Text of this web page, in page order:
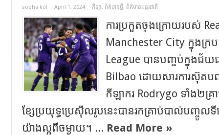
sopha kol April 1, 2024 កីឡា, ព័ត៌មានថ្មី, ព័ត៌មានអន្តរជាតិ
ការប្រកួតចុងក្រោយរបស់
Manchester City ក្នុងក្
League បានបញ្ចប់ក្នុងជ័យ
Bilbao ដោយសារការស៊ុតប
កីឡាករ Rodrygo ទាំង២គ្
ខ្សែ​ប្រយុទ្ធ​ប្រេស៊ីលរូបនេះ​បាន​រក​គ្រាប់​បាល់​បញ្
យ៉ាង​ល្អ​ពី​ចម្ងាយ។ ... Read More »